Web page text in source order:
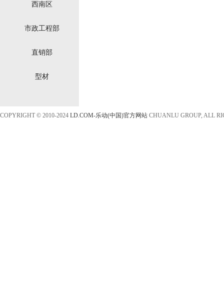
西南区
市政工程部
直销部
型材
COPYRIGHT © 2010-2024 LD.COM-乐动(中国)官方网站 CHUANLU GROUP, ALL